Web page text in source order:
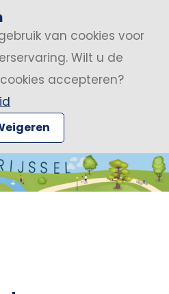
van cookies voor
Wilt u de
accepteren?